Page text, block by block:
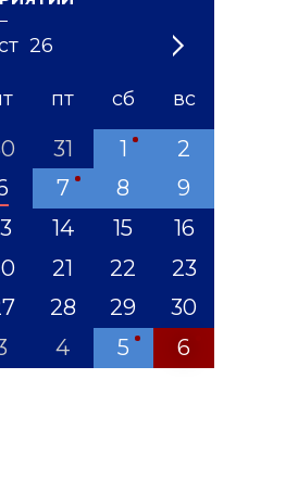
26
8 10 12
'27 '28 '29 '31
пт сб вс
31 1
2
7 8
9
14 15
16
21 22
23
28 29
30
4 5 6